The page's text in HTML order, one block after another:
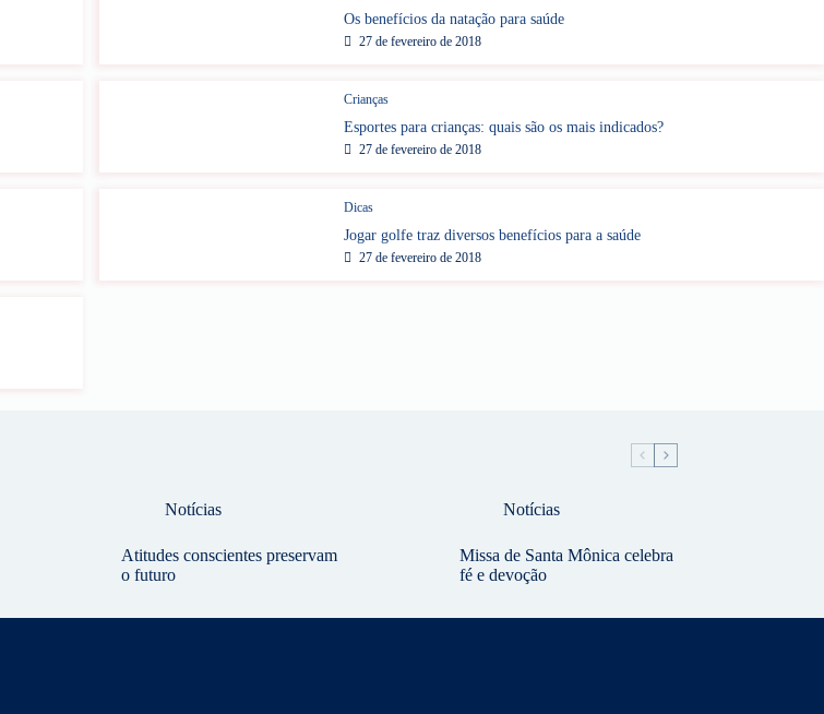
Os benefícios da natação para saúde
27 de fevereiro de 2018
Crianças
Esportes para crianças: quais são os mais indicados?
27 de fevereiro de 2018
Dicas
Jogar golfe traz diversos benefícios para a saúde
27 de fevereiro de 2018
Notícias
Atitudes conscientes preservam
o futuro
Notícias
Missa de Santa Mônica celebra
fé e devoção